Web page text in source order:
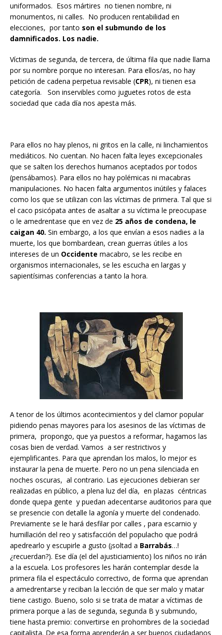
uniformados. Esos mártires no tienen nombre, ni
monumentos, ni calles. No producen rentabilidad en
elecciones, por tanto son el submundo de los
damnificados. Los nadie.
Víctimas de segunda, de tercera, de última fila que nadie llama
por su nombre porque no interesan. Para ellos/as, no hay
petición de cadena perpetua revisable (CPR), ni tienen esa
categoría. Son inservibles como juguetes rotos de esta
sociedad que cada día nos apesta más.
Para ellos no hay plenos, ni gritos en la calle, ni linchamientos
mediáticos. No cuentan. No hacen falta leyes excepcionales
que se salten los derechos humanos aceptados por todos
(pensábamos). Para ellos no hay polémicas ni macabras
manipulaciones. No hacen falta argumentos inútiles y falaces
como los que se utilizan con las víctimas de primera. Tal que si
el caco psicópata antes de asaltar a su víctima le preocupase
o le amedrentase que en vez de 25 años de condena, le
caigan 40. Sin embargo, a los que envían a esos nadies a la
muerte, los que bombardean, crean guerras útiles a los
intereses de un Occidente macabro, se les recibe en
organismos internacionales, se les escucha en largas y
sapientísimas conferencias a tanto la hora.
A tenor de los últimos acontecimientos y del clamor popular
pidiendo penas mayores para los asesinos de las víctimas de
primera, propongo, que ya puestos a reformar, hagamos las
cosas bien de verdad. Vamos a ser restrictivos y
ejemplificantes. Para que aprendan los malos, lo mejor es
instaurar la pena de muerte. Pero no un pena silenciada en
noches oscuras, al contrario. Las ejecuciones debieran ser
realizadas en público, a plena luz del día, en plazas céntricas
donde quepa gente y puedan adecentarse auditorios para que
se presencie con detalle la agonía y muerte del condenado.
Previamente se le hará desfilar por calles , para escarnio y
humillación del reo y satisfacción del populacho que podrá
apedrearlo y escupirle a gusto (¡soltad a Barrabás…!
¿recuerdan?). Ese día (el del ajusticiamiento) los niños no irán
a la escuela. Los profesores les harán contemplar desde la
primera fila el espectáculo correctivo, de forma que aprendan
a amedrentarse y reciban la lección de que ser malo y matar
tiene castigo. Bueno, solo si se trata de matar a víctimas de
primera porque a las de segunda, segunda B y submundo,
tiene hasta premio: convertirse en prohombres de la sociedad
capitalista. De esa forma aprenderán a ser buenos ciudadanos